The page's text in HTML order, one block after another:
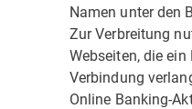
Namen unter den
Zur Verbreitung
Webseiten, die
Verbindung
Online Banking-